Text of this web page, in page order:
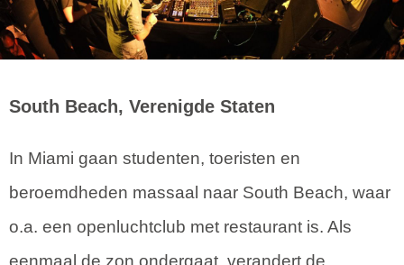
South Beach, Verenigde Staten
In Miami gaan studenten, toeristen en
beroemdheden massaal naar South Beach, waar
o.a. een openluchtclub met restaurant is. Als
eenmaal de zon ondergaat, verandert de